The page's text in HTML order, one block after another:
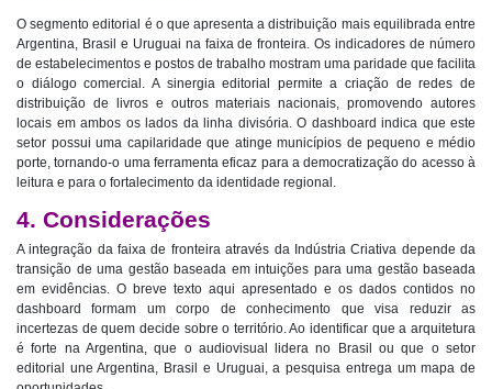
O segmento editorial é o que apresenta a distribuição mais equilibrada entre
Argentina, Brasil e Uruguai na faixa de fronteira. Os indicadores de número
de estabelecimentos e postos de trabalho mostram uma paridade que facilita
o diálogo comercial. A sinergia editorial permite a criação de redes de
distribuição de livros e outros materiais nacionais, promovendo autores
locais em ambos os lados da linha divisória. O dashboard indica que este
setor possui uma capilaridade que atinge municípios de pequeno e médio
porte, tornando-o uma ferramenta eficaz para a democratização do acesso à
leitura e para o fortalecimento da identidade regional.
4. Considerações
A integração da faixa de fronteira através da Indústria Criativa depende da
transição de uma gestão baseada em intuições para uma gestão baseada
em evidências. O breve texto aqui apresentado e os dados contidos no
dashboard formam um corpo de conhecimento que visa reduzir as
incertezas de quem decide sobre o território. Ao identificar que a arquitetura
é forte na Argentina, que o audiovisual lidera no Brasil ou que o setor
editorial une Argentina, Brasil e Uruguai, a pesquisa entrega um mapa de